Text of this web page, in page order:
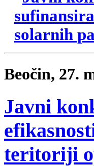
Beočin, 27.
Javni
teritoriji